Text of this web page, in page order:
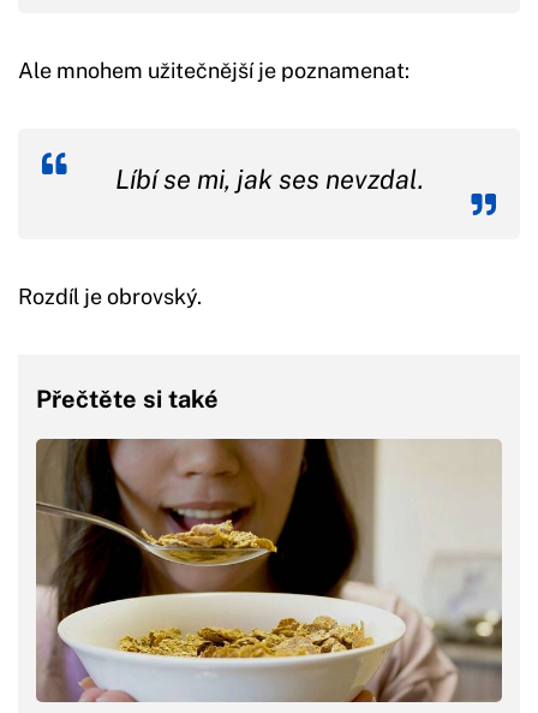
Ale mnohem užitečnější je poznamenat:
Líbí se mi, jak ses nevzdal.
Rozdíl je obrovský.
Přečtěte si také